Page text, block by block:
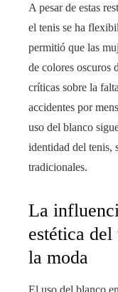
A pesar de estas
el tenis se ha
permitió que las
de colores oscuros
críticas sobre la
accidentes por
uso del blanco
identidad del tenis,
tradicionales.
La
estética
la moda
El uso del blanco